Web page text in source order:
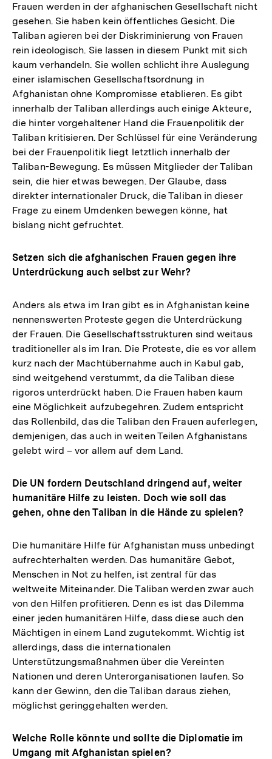
Frauen werden in der afghanischen Gesellschaft nicht
gesehen. Sie haben kein öffentliches Gesicht. Die
Taliban agieren bei der Diskriminierung von Frauen
rein ideologisch. Sie lassen in diesem Punkt mit sich
kaum verhandeln. Sie wollen schlicht ihre Auslegung
einer islamischen Gesellschaftsordnung in
Afghanistan ohne Kompromisse etablieren. Es gibt
innerhalb der Taliban allerdings auch einige Akteure,
die hinter vorgehaltener Hand die Frauenpolitik der
Taliban kritisieren. Der Schlüssel für eine Veränderung
bei der Frauenpolitik liegt letztlich innerhalb der
Taliban-Bewegung. Es müssen Mitglieder der Taliban
sein, die hier etwas bewegen. Der Glaube, dass
direkter internationaler Druck, die Taliban in dieser
Frage zu einem Umdenken bewegen könne, hat
bislang nicht gefruchtet.
Setzen sich die afghanischen Frauen gegen ihre
Unterdrückung auch selbst zur Wehr?
Anders als etwa im Iran gibt es in Afghanistan keine
nennenswerten Proteste gegen die Unterdrückung
der Frauen. Die Gesellschaftsstrukturen sind weitaus
traditioneller als im Iran. Die Proteste, die es vor allem
kurz nach der Machtübernahme auch in Kabul gab,
sind weitgehend verstummt, da die Taliban diese
rigoros unterdrückt haben. Die Frauen haben kaum
eine Möglichkeit aufzubegehren. Zudem entspricht
das Rollenbild, das die Taliban den Frauen auferlegen,
demjenigen, das auch in weiten Teilen Afghanistans
gelebt wird – vor allem auf dem Land.
Die UN fordern Deutschland dringend auf, weiter
humanitäre Hilfe zu leisten. Doch wie soll das
gehen, ohne den Taliban in die Hände zu spielen?
Die humanitäre Hilfe für Afghanistan muss unbedingt
aufrechterhalten werden. Das humanitäre Gebot,
Menschen in Not zu helfen, ist zentral für das
weltweite Miteinander. Die Taliban werden zwar auch
von den Hilfen profitieren. Denn es ist das Dilemma
einer jeden humanitären Hilfe, dass diese auch den
Mächtigen in einem Land zugutekommt. Wichtig ist
allerdings, dass die internationalen
Unterstützungsmaßnahmen über die Vereinten
Nationen und deren Unterorganisationen laufen. So
kann der Gewinn, den die Taliban daraus ziehen,
möglichst geringgehalten werden.
Welche Rolle könnte und sollte die Diplomatie im
Umgang mit Afghanistan spielen?